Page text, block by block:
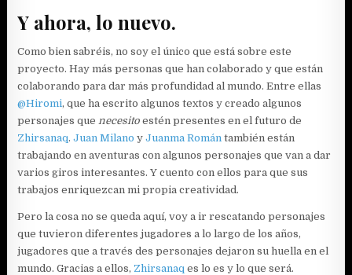
Y ahora, lo nuevo.
Como bien sabréis, no soy el único que está sobre este
proyecto. Hay más personas que han colaborado y que están
colaborando para dar más profundidad al mundo. Entre ellas
@Hiromi, que ha escrito algunos textos y creado algunos
personajes que necesito estén presentes en el futuro de
Zhirsanaq.Juan Milano yJuanma Román también están
trabajando en aventuras con algunos personajes que van a dar
varios giros interesantes. Y cuento con ellos para que sus
trabajos enriquezcan mi propia creatividad.
Pero la cosa no se queda aquí, voy a ir rescatando personajes
que tuvieron diferentes jugadores a lo largo de los años,
jugadores que a través des personajes dejaron su huella en el
mundo. Gracias a ellos, Zhirsanaqes lo es y lo que será.